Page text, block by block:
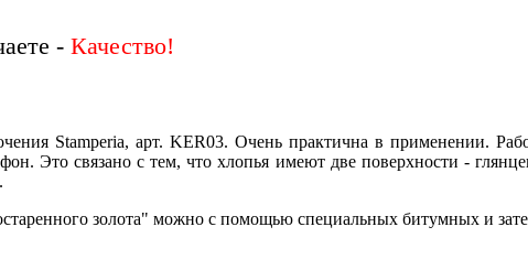
-
Stamperia, арт. KER03. Очень практична в применении.
Это связано с тем, что хлопья имеют две поверхности -
золота" можно с помощью специальных битумных и